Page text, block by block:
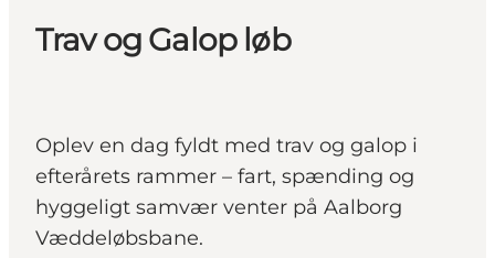
Inspiration
Destinationer
Planlæg ferien
Trav og Galop løb
Oplev en dag fyldt med trav og galop i
efterårets rammer – fart, spænding og
hyggeligt samvær venter på Aalborg
Væddeløbsbane.